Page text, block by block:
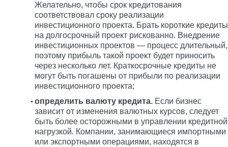
Желательно, чтобы срок кредитования
соответствовал сроку реализации
инвестиционного проекта. Брать короткие кредиты
на долгосрочный проект рискованно. Внедрение
инвестиционных проектов — процесс длительный,
поэтому прибыль такой проект будет приносить
через несколько лет. Краткосрочные кредиты не
могут быть погашены от прибыли по реализации
инвестиционного проекта;
определить валюту кредита. Если бизнес
зависит от изменения валютных курсов, следует
быть более осторожными в управлении кредитной
нагрузкой. Компании, занимающиеся импортными
или экспортными операциями, находятся в